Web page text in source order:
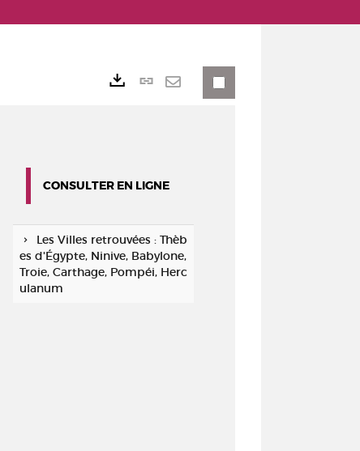
Lien
CONSULTER EN LIGNE
Les Villes retrouvées : Thèb
es d'Égypte, Ninive, Babylone,
Troie, Carthage, Pompéi, Herc
ulanum